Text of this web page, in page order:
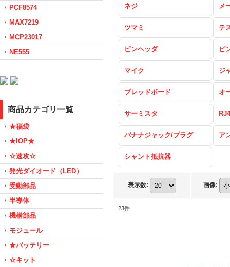
PCF8574
MAX7219
MCP23017
NE555
商品カテゴリ一覧
★福袋
★IOP★
☆速攻☆
発光ダイオード（LED）
受動部品
半導体
機構部品
モジュール
★バッテリー
☆キット
ネジ メ
ツマミ テ
ピンヘッダ ピ
マイク ジ
ブレッドボード オ
サーミスタ
バナナジャック/プラグ ア
シャント抵抗器
表示数: 画像:
23件